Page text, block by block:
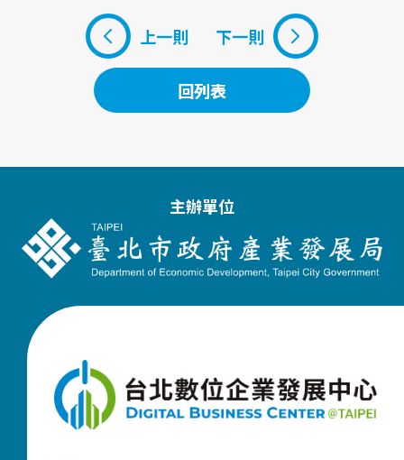
上一則
回列表
回列表
下一則
主辦單位